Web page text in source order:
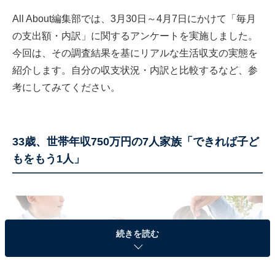
All About編集部では、3月30日～4月7日にかけて「毎月
の支出額・内訳」に関するアンケートを実施しました。
今回は、その調査結果を基にリアルな生活収支の実態を
紹介します。自分の収支状況・内訳と比較するなど、参
考にしてみてください。
33歳、世帯年収750万円の7人家族「できれば子ど
もをもう1人」
続きを読む